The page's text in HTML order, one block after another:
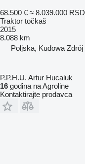
68.500 € ≈ 8.039.000 RSD
Traktor točkaš
2015
8.088 km
Poljska, Kudowa Zdrój
P.P.H.U. Artur Hucaluk
16 godina na Agroline
Kontaktirajte prodavca